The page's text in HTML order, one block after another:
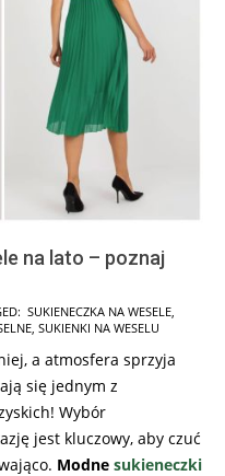
na lato – poznaj
SUKIENECZKA NA WESELE,
, SUKIENKI NA WESELU
a atmosfera sprzyja
się jednym z
Wybór
jest kluczowy, aby czuć
Modne sukieneczki